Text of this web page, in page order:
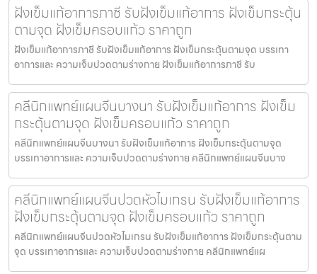
ฝังเข็มแก้อาการภาชี รับฝังเข็มแก้อาการ ฝังเข็มกระตุ้น
ตามจุด ฝังเข็มครอบแก้ว ราคาถูก
ฝังเข็มแก้อาการภาชี รับฝังเข็มแก้อาการ ฝังเข็มกระตุ้นตามจุด บรรเทา
อาการและ ความเจ็บปวดตามร่างกาย ฝังเข็มแก้อาการภาชี รับ
คลีนิกแพทย์แผนจีนบางนา รับฝังเข็มแก้อาการ ฝังเข็ม
กระตุ้นตามจุด ฝังเข็มครอบแก้ว ราคาถูก
คลีนิกแพทย์แผนจีนบางนา รับฝังเข็มแก้อาการ ฝังเข็มกระตุ้นตามจุด
บรรเทาอาการและ ความเจ็บปวดตามร่างกาย คลีนิกแพทย์แผนจีนบาง
คลีนิกแพทย์แผนจีนปวดหัวไมเกรน รับฝังเข็มแก้อาการ
ฝังเข็มกระตุ้นตามจุด ฝังเข็มครอบแก้ว ราคาถูก
คลีนิกแพทย์แผนจีนปวดหัวไมเกรน รับฝังเข็มแก้อาการ ฝังเข็มกระตุ้นตาม
จุด บรรเทาอาการและ ความเจ็บปวดตามร่างกาย คลีนิกแพทย์แผ